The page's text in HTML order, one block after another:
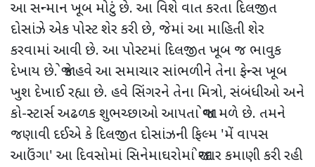
આ સન્માન ખૂબ મોટું છે. આ વિશે વાત કરતા દિલજીત
દોસાંઝે એક પોસ્ટ શેર કરી છે, જેમાં આ માહિતી શેર
કરવામાં આવી છે. આ પોસ્ટમાં દિલજીત ખૂબ જ ભાવુક
દેખાય છે. જો કે હવે આ સમાચાર સાંભળીને તેના ફેન્સ ખૂબ
ખુશ દેખાઈ રહ્યા છે. હવે સિંગરને તેના મિત્રો, સંબંધીઓ અને
કો-સ્ટાર્સ અઢળક શુભચ્છાઓ આપતા જોવા મળે છે. તમને
જણાવી દઈએ કે દિલજીત દોસાંઝની ફિલ્મ 'મેં વાપસ
આઉંગા' આ દિવસોમાં સિનેમાઘરોમાં જોરદાર કમાણી કરી રહી